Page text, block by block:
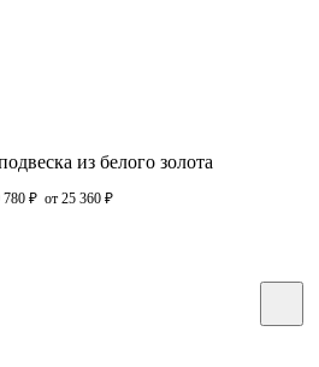
из белого золота
780 ₽ от 25 360 ₽